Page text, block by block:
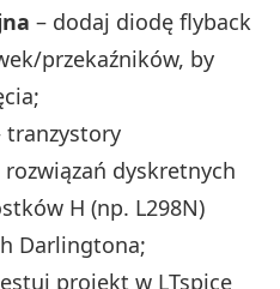
– dodaj diodę flyback
przekaźników, by
tranzystory
rozwiązań dyskretnych
H (np. L298N)
Darlingtona;
projekt w LTspice